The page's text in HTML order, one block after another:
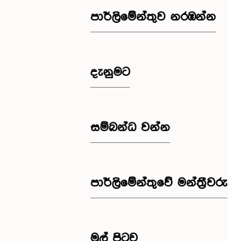
පාර්ලි‌මේන්තුව නරඹන්න
දැනුමට
සම්බන්ධ වන්න
පාර්ලි‌මේන්තුවේ මන්ත්‍රීවරු